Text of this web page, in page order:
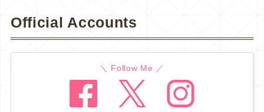
Official Accounts
＼ Follow Me ／